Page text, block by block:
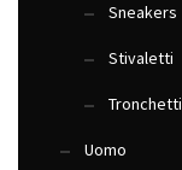
Sneakers
Stivaletti
Tronchetti
Uomo